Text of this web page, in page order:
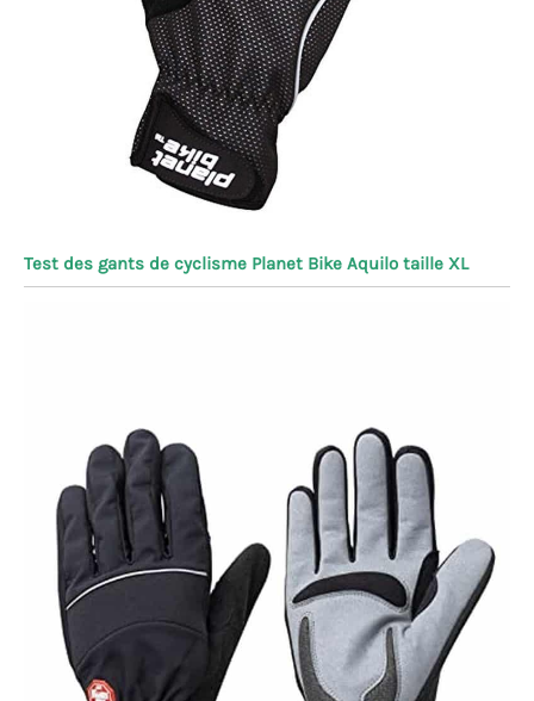
Test des gants de cyclisme Planet Bike Aquilo taille XL